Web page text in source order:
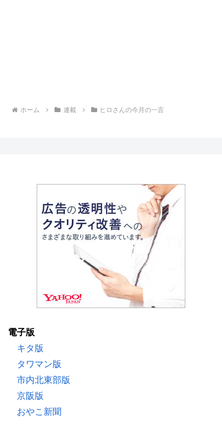
ホーム 連載 ヒロさんの今月の一言
電子版
キタ版
タワマン版
市内北東部版
京阪版
おやこ新聞